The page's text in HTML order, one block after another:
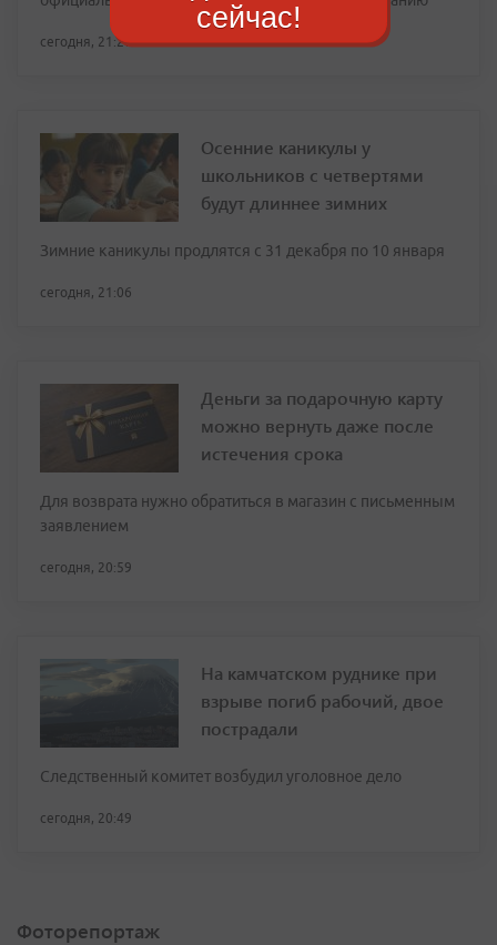
сегодня, 21:27
Осенние каникулы у
школьников с четвертями
будут длиннее зимних
Зимние каникулы продлятся с 31 декабря по 10 января
сегодня, 21:06
Деньги за подарочную карту
можно вернуть даже после
истечения срока
Для возврата нужно обратиться в магазин с письменным
заявлением
сегодня, 20:59
На камчатском руднике при
взрыве погиб рабочий, двое
пострадали
Следственный комитет возбудил уголовное дело
сегодня, 20:49
Фоторепортаж
сейчас!